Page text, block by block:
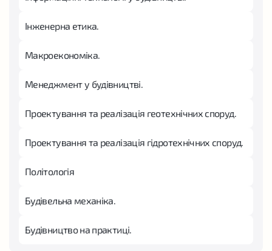
Інженерна етика.
Макроекономіка.
Менеджмент у будівництві.
Проектування та реалізація геотехнічних споруд.
Проектування та реалізація гідротехнічних споруд.
Політологія
Будівельна механіка.
Будівництво на практиці.